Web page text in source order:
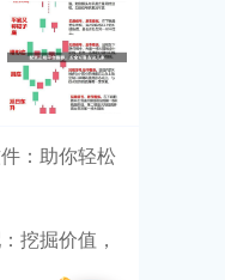
：助你轻松
挖掘价值，